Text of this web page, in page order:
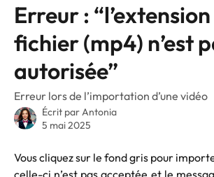
Erreur :
fichier (mp4) n’est
autorisée”
Erreur lors de l’importation d’une vidéo
Écrit parAntonia
5 mai 2025
Vous cliquez sur le fond gris pour
celle-ci n’est pas acceptée et le